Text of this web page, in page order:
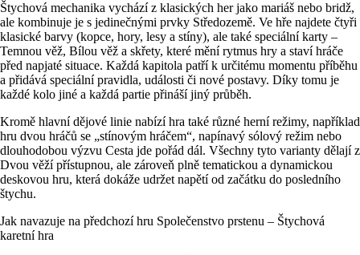
Štychová mechanika vychází z klasických her jako mariáš nebo bridž,
ale kombinuje je s jedinečnými prvky Středozemě. Ve hře najdete čtyři
klasické barvy (kopce, hory, lesy a stíny), ale také speciální karty –
Temnou věž, Bílou věž a skřety, které mění rytmus hry a staví hráče
před napjaté situace. Každá kapitola patří k určitému momentu příběhu
a přidává speciální pravidla, události či nové postavy. Díky tomu je
každé kolo jiné a každá partie přináší jiný průběh.
Kromě hlavní dějové linie nabízí hra také různé herní režimy, například
hru dvou hráčů se „stínovým hráčem“, napínavý sólový režim nebo
dlouhodobou výzvu Cesta jde pořád dál. Všechny tyto varianty dělají z
Dvou věží přístupnou, ale zároveň plně tematickou a dynamickou
deskovou hru, která dokáže udržet napětí od začátku do posledního
štychu.
Jak navazuje na předchozí hru Společenstvo prstenu – Štychová
karetní hra